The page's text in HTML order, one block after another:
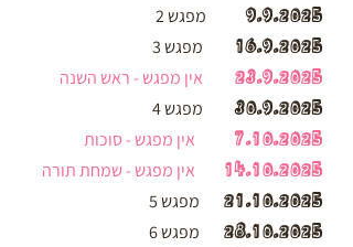
9.9.2025 מפגש 2
16.9.2025 מפגש 3
23.9.2025 אין מפגש - ראש השנה
30.9.2025 מפגש 4
7.10.2025 אין מפגש - סוכות
14.10.2025 אין מפגש - שמחת תורה
21.10.2025 מפגש 5
28.10.2025 מפגש 6